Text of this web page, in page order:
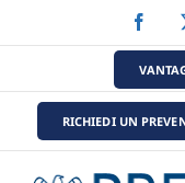
al
RICHIEDI UN